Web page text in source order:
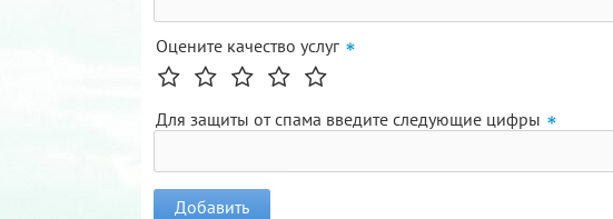
Оцените качество услуг
Для защиты от спама введите следующие цифры